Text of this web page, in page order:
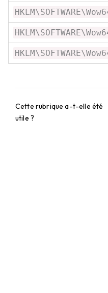
Cette rubrique a-t-elle été
utile ?